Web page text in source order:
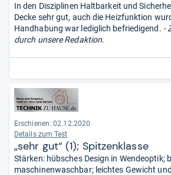
In den Disziplinen Haltbarkeit und
Decke sehr gut, auch die Heizfunktion
Handhabung war lediglich befriedigend. -
durch unsere Redaktion.
Erschienen: 02.12.2020
Details zum Test
„sehr gut“ (1); Spitzenklasse
Stärken: hübsches Design in Wendeoptik;
maschinenwaschbar; leichtes Gewicht